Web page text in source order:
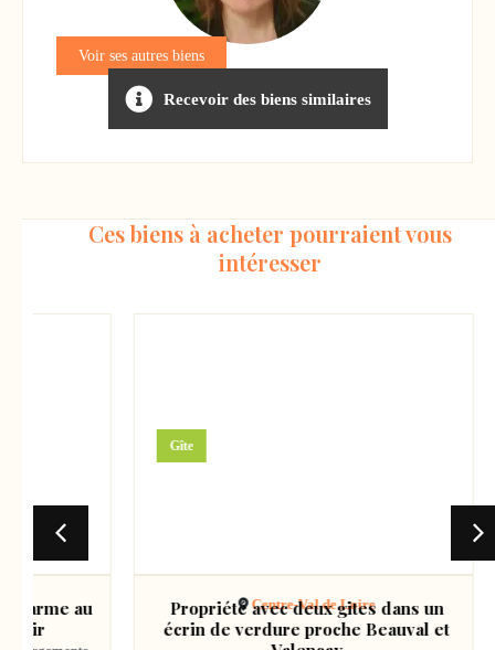
Voir ses autres biens
Recevoir des biens similaires
Ces biens à acheter pourraient vous
intéresser
au
Centre-Val de Loire
Propriété avec deux gites dans un
écrin de verdure proche Beauval et